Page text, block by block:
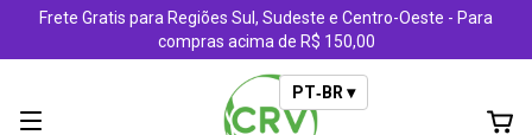
Frete Gratis para Regiões Sul, Sudeste e Centro-Oeste - Para
compras acima de R$ 150,00
PT‑BR ▾